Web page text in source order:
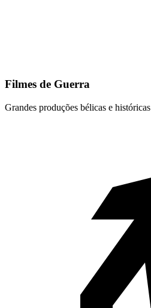
Filmes de Guerra
Grandes produções bélicas e históricas